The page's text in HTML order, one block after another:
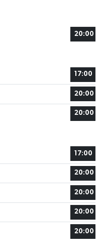
20:00
17:00
20:00
20:00
17:00
20:00
20:00
20:00
20:00